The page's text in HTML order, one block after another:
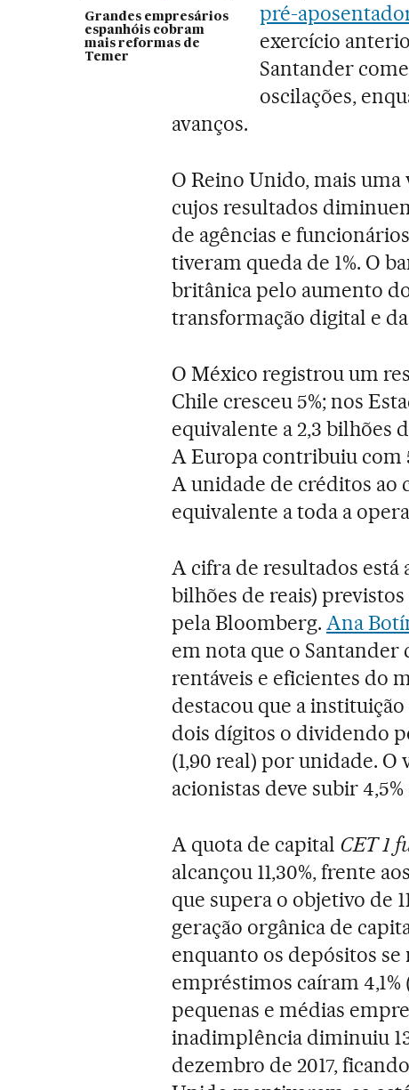
Grandes empresários
espanhóis cobram
mais reformas de
Temer
pré-
exercício
Santander
oscilações,
avanços.
O Reino Unido, mais
cujos resultados
de agências e
tiveram queda de 1%. O
britânica pelo aumento
transformação digital e
O México registrou um
Chile cresceu 5%; nos
equivalente a 2,3 bilhões
A Europa contribuiu com
A unidade de créditos ao
equivalente a toda a
A cifra de resultados está
bilhões de reais)
pela Bloomberg.Ana
em nota que o Santander
rentáveis e eficientes do
destacou que a
dois dígitos o dividendo
(1,90 real) por unidade. O
acionistas deve subir 4,5%
A quota de capital CET 1
alcançou 11,30%, frente
que supera o objetivo de
geração orgânica de
enquanto os depósitos se
empréstimos caíram 4,1%
pequenas e médias
inadimplência diminuiu
dezembro de 2017,